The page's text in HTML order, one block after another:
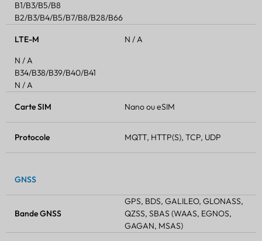
B1/B3/B5/B8
B2/B3/B4/B5/B7/B8/B28/B66
LTE-M
N / A
N / A
B34/B38/B39/B40/B41
N / A
Carte SIM Nano ou eSIM
Protocole MQTT, HTTP(S), TCP, UDP
GNSS
Bande GNSS
GPS, BDS, GALILEO, GLONASS,
QZSS, SBAS (WAAS, EGNOS,
GAGAN, MSAS)